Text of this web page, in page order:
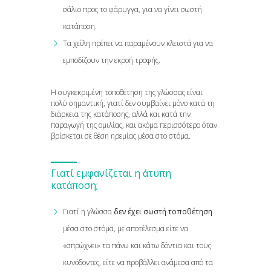
σάλιο προς το φάρυγγα, για να γίνει σωστή
κατάποση.
Τα χείλη πρέπει να παραμένουν κλειστά για να
εμποδίζουν την εκροή τροφής.
Η συγκεκριμένη τοποθέτηση της γλώσσας είναι
πολύ σημαντική, γιατί δεν συμβαίνει μόνο κατά τη
διάρκεια της κατάποσης, αλλά και κατά την
παραγωγή της ομιλίας, και ακόμα περισσότερο όταν
βρίσκεται σε θέση ηρεμίας μέσα στο στόμα.
Γιατί εμφανίζεται η άτυπη
κατάποση;
Γιατί η γλώσσα δεν έχει σωστή τοποθέτηση
μέσα στο στόμα, με αποτέλεσμα είτε να
«σπρώχνει» τα πάνω και κάτω δόντια και τους
κυνόδοντες, είτε να προβάλλει ανάμεσα από τα